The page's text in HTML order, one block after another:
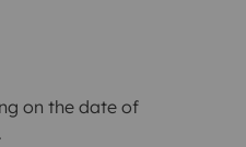
on the date of